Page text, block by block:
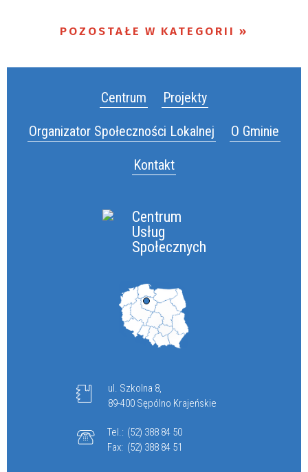
POZOSTAŁE W KATEGORII
Centrum Projekty
Organizator Społeczności Lokalnej O Gminie
Kontakt
Centrum
Usług
Społecznych
ul. Szkolna 8,
89-400 Sępólno Krajeńskie
Tel.: (52) 388 84 50
Fax: (52) 388 84 51